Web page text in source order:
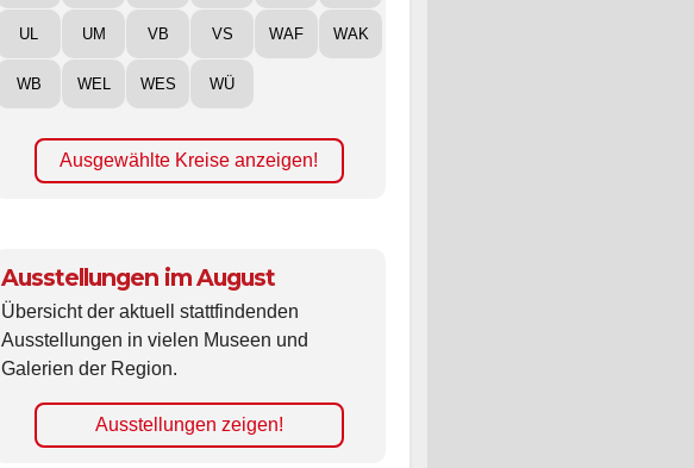
UL UM VB VS WAF WAK
WB WEL WES WÜ
Ausgewählte Kreise anzeigen!
Ausstellungen im August
Übersicht der aktuell stattfindenden
Ausstellungen in vielen Museen und
Galerien der Region.
Ausstellungen zeigen!